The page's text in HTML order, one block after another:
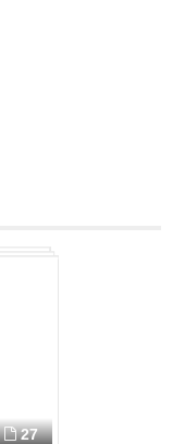
27